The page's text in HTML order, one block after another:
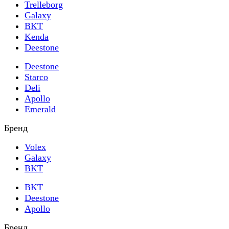
Trelleborg
Galaxy
BKT
Kenda
Deestone
Deestone
Starco
Deli
Apollo
Emerald
Бренд
Volex
Galaxy
BKT
BKT
Deestone
Apollo